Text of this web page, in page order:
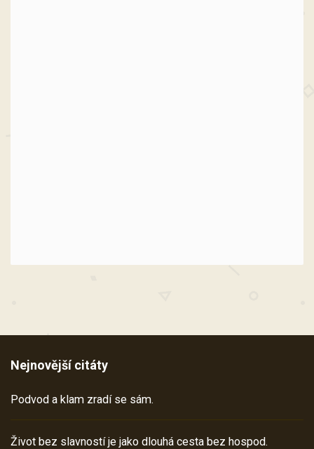
Nejnovější citáty
Podvod a klam zradí se sám.
Život bez slavností je jako dlouhá cesta bez hospod.